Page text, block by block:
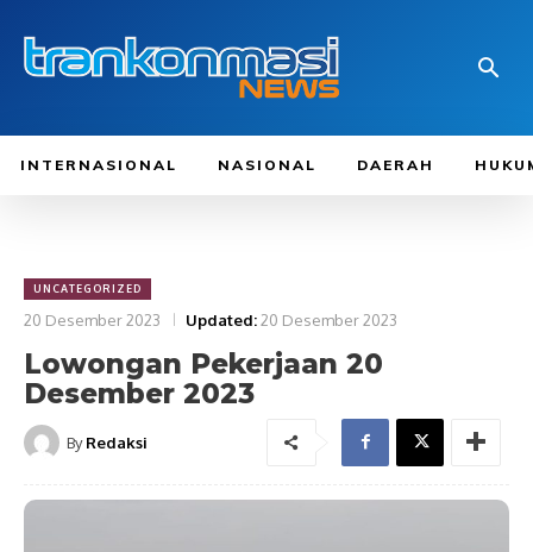
INTERNASIONAL NASIONAL DAERAH
UNCATEGORIZED
20 Desember 2023 Updated:20 Desember 2023
Lowongan Pekerjaan 20
Desember 2023
By Redaksi